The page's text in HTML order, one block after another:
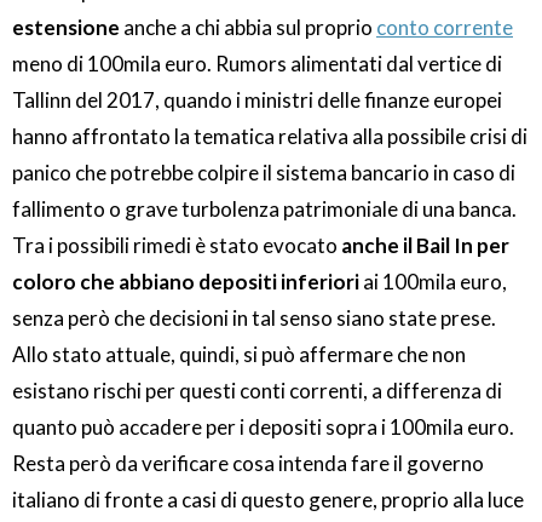
estensione anche a chi abbia sul proprio conto corrente
meno di 100mila euro. Rumors alimentati dal vertice di
Tallinn del 2017, quando i ministri delle finanze europei
hanno affrontato la tematica relativa alla possibile crisi di
panico che potrebbe colpire il sistema bancario in caso di
fallimento o grave turbolenza patrimoniale di una banca.
Tra i possibili rimedi è stato evocato anche il Bail In per
coloro che abbiano depositi inferioriai 100mila euro,
senza però che decisioni in tal senso siano state prese.
Allo stato attuale, quindi, si può affermare che non
esistano rischi per questi conti correnti, a differenza di
quanto può accadere per i depositi sopra i 100mila euro.
Resta però da verificare cosa intenda fare il governo
italiano di fronte a casi di questo genere, proprio alla luce